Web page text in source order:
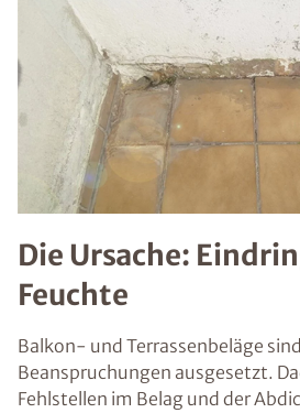
Die Ursache:
Feuchte
Balkon- und Terrassenbeläge
Beanspruchungen ausgesetzt.
Fehlstellen im Belag und der